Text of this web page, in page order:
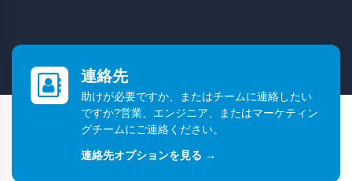
連絡先
助けが必要ですか、またはチームに連絡したい
ですか?営業、エンジニア、またはマーケティン
グチームにご連絡ください。
連絡先オプションを見る →